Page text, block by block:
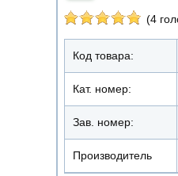
(4
Код товара:
Кат. номер:
Зав. номер:
Производитель